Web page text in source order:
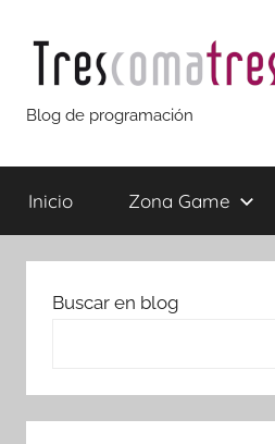
contenido
Trescomatres
Blog de programación
Inicio Zona Game
Buscar en blog